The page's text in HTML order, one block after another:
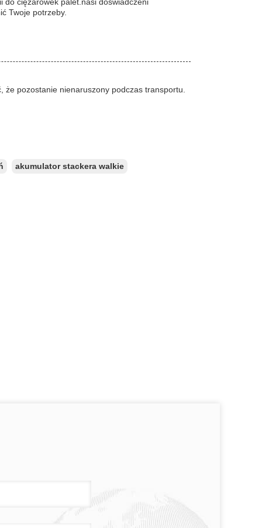
Twoje potrzeby.
pozostanie nienaruszony podczas transportu.
akumulator stackera walkie